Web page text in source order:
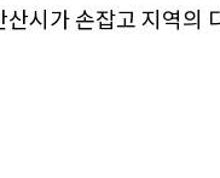
시가 손잡고 지역의